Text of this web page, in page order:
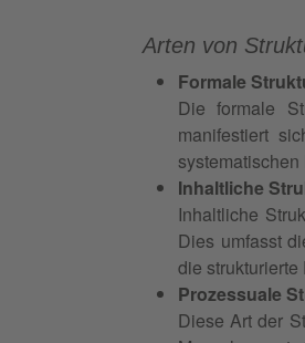
Arten von
Formale
Die formale
manifestiert
Inhaltliche
Inhaltliche
Dies umfasst
die
Prozessuale
Diese Art der